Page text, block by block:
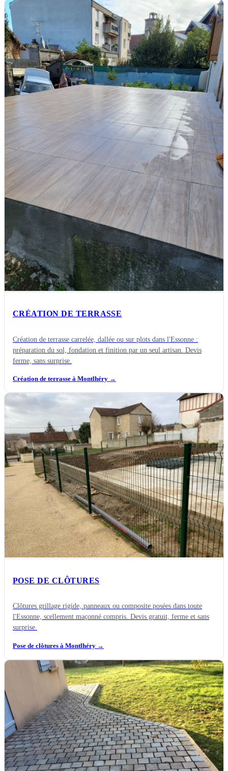
CRÉATION DE TERRASSE
Création de terrasse carrelée, dallée ou sur plots dans l'Essonne :
préparation du sol, fondation et finition par un seul artisan. Devis
ferme, sans surprise.
Création de terrasse à Montlhéry →
POSE DE CLÔTURES
Clôtures grillage rigide, panneaux ou composite posées dans toute
l'Essonne, scellement maçonné compris. Devis gratuit, ferme et sans
surprise.
Pose de clôtures à Montlhéry →